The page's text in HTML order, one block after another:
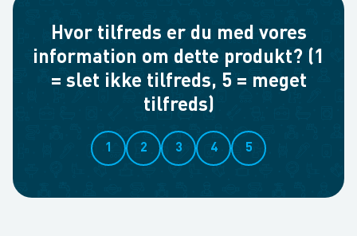
Hvor tilfreds er du med vores
information om dette produkt? (1
= slet ikke tilfreds, 5 = meget
tilfreds)
1 2 3 4 5